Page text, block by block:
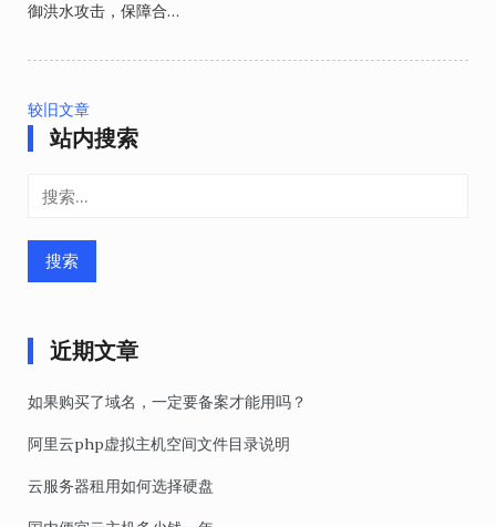
御洪水攻击，保障合…
文
章
航
较旧文章
站内搜索
近期文章
如果购买了域名，一定要备案才能用吗？
阿里云php虚拟主机空间文件目录说明
云服务器租用如何选择硬盘